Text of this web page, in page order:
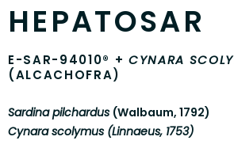
HEPATOSAR
E-SAR-94010® +CYNARA
(ALCACHOFRA)
Sardina pilchardus (Walbaum, 1792)
Cynara scolymus (Linnaeus, 1753)